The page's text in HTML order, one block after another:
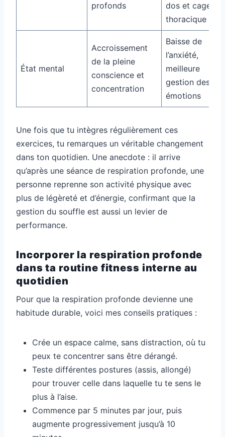
profonds
dos et cage
thoracique
État mental
Accroissement
de la pleine
conscience et
concentration
Baisse de
l’anxiété,
meilleure
gestion des
émotions
Une fois que tu intègres régulièrement ces
exercices, tu remarques un véritable changement
dans ton quotidien. Une anecdote : il arrive
qu’après une séance de respiration profonde, une
personne reprenne son activité physique avec
plus de légèreté et d’énergie, confirmant que la
gestion du souffle est aussi un levier de
performance.
Incorporer la respiration profonde
dans ta routine fitness interne au
quotidien
Pour que la respiration profonde devienne une
habitude durable, voici mes conseils pratiques :
Crée un espace calme, sans distraction, où tu
peux te concentrer sans être dérangé.
Teste différentes postures (assis, allongé)
pour trouver celle dans laquelle tu te sens le
plus à l’aise.
Commence par 5 minutes par jour, puis
augmente progressivement jusqu’à 10